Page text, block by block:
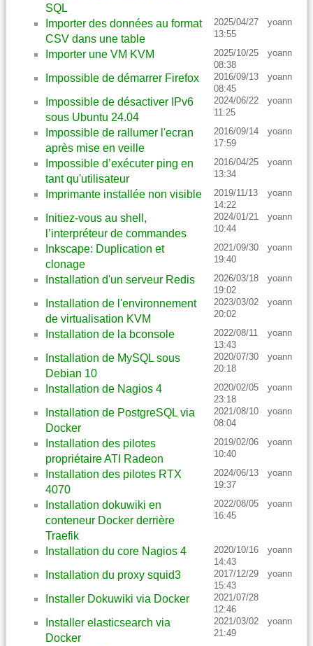
SQL
Importer des données au format
CSV dans une table
2025/04/27
13:55
yoann
Importer une VM KVM
2025/10/25
08:38
yoann
Impossible de démarrer Firefox
2016/09/13
08:45
yoann
Impossible de désactiver IPv6
sous Ubuntu 24.04
2024/06/22
11:25
yoann
Impossible de rallumer l'ecran
après mise en veille
2016/09/14
17:59
yoann
Impossible d’exécuter ping en
tant qu'utilisateur
2016/04/25
13:34
yoann
Imprimante installée non visible
2019/11/13
14:22
yoann
Initiez-vous au shell,
l’interpréteur de commandes
2024/01/21
10:44
yoann
Inkscape: Duplication et
clonage
2021/09/30
19:40
yoann
Installation d'un serveur Redis
2026/03/18
19:02
yoann
Installation de l'environnement
de virtualisation KVM
2023/03/02
20:02
yoann
Installation de la bconsole
2022/08/11
13:43
yoann
Installation de MySQL sous
Debian 10
2020/07/30
20:18
yoann
Installation de Nagios 4
2020/02/05
23:18
yoann
Installation de PostgreSQL via
Docker
2021/08/10
08:04
yoann
Installation des pilotes
propriétaire ATI Radeon
2019/02/06
10:40
yoann
Installation des pilotes RTX
4070
2024/06/13
19:37
yoann
Installation dokuwiki en
conteneur Docker derrière
Traefik
2022/08/05
16:45
yoann
Installation du core Nagios 4
2020/10/16
14:43
yoann
Installation du proxy squid3
2017/12/29
15:43
yoann
Installer Dokuwiki via Docker
2021/07/28
12:46
Installer elasticsearch via
Docker
2021/03/02
21:49
yoann